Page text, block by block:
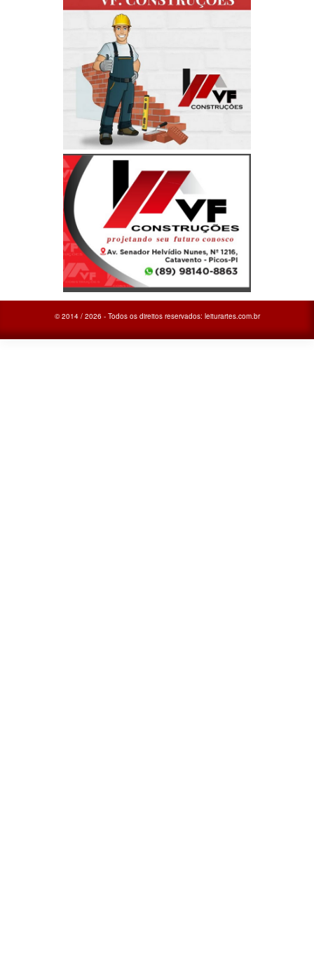
© 2014 / 2026 - Todos os direitos reservados: leiturartes.com.br